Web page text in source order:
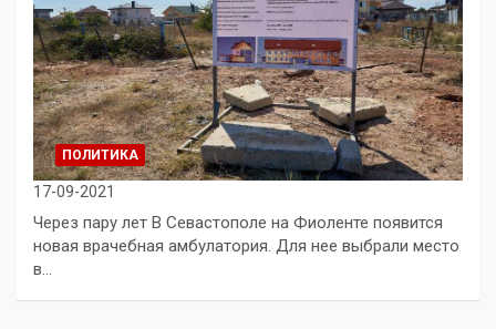
ПОЛИТИКА
17-09-2021
Через пару лет В Севастополе на Фиоленте появится
новая врачебная амбулатория. Для нее выбрали место
в…